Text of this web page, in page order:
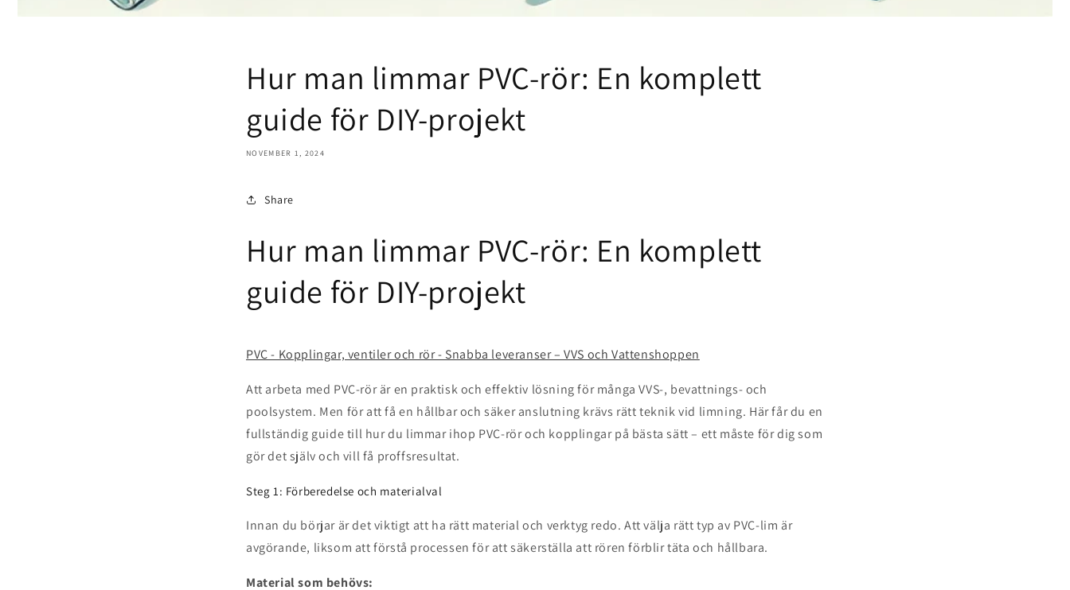
Hur man limmar PVC-rör: En komplett
guide för DIY-projekt
NOVEMBER 1, 2024
Share
Hur man limmar PVC-rör: En komplett
guide för DIY-projekt
PVC - Kopplingar, ventiler och rör - Snabba leveranser – VVS och Vattenshoppen
Att arbeta med PVC-rör är en praktisk och effektiv lösning för många VVS-, bevattnings- och
poolsystem. Men för att få en hållbar och säker anslutning krävs rätt teknik vid limning. Här får du en
fullständig guide till hur du limmar ihop PVC-rör och kopplingar på bästa sätt – ett måste för dig som
gör det själv och vill få proffsresultat.
Steg 1: Förberedelse och materialval
Innan du börjar är det viktigt att ha rätt material och verktyg redo. Att välja rätt typ av PVC-lim är
avgörande, liksom att förstå processen för att säkerställa att rören förblir täta och hållbara.
Material som behövs: